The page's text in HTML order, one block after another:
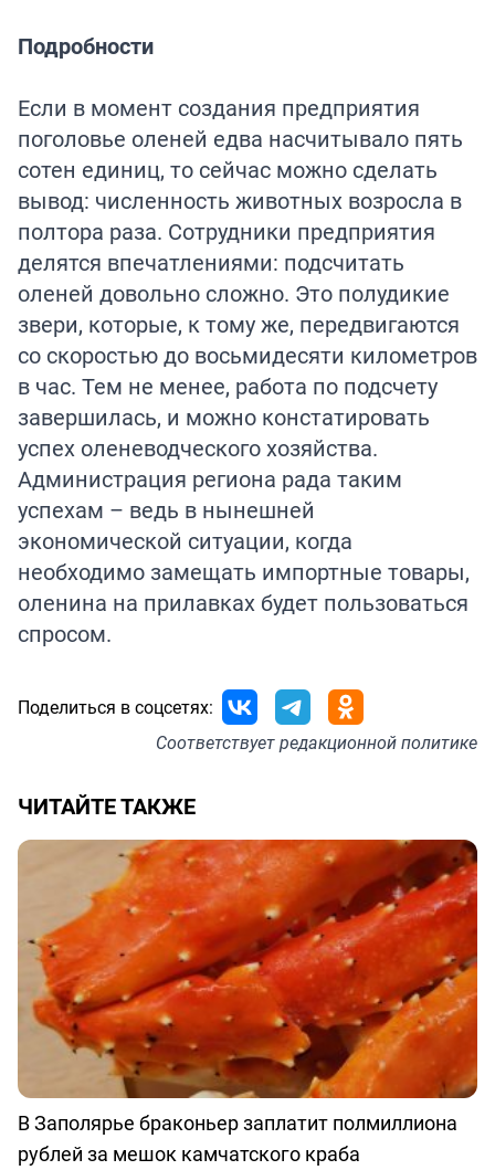
Подробности
Если в момент создания предприятия
поголовье оленей едва насчитывало пять
сотен единиц, то сейчас можно сделать
вывод: численность животных возросла в
полтора раза. Сотрудники предприятия
делятся впечатлениями: подсчитать
оленей довольно сложно. Это полудикие
звери, которые, к тому же, передвигаются
со скоростью до восьмидесяти километров
в час. Тем не менее, работа по подсчету
завершилась, и можно констатировать
успех оленеводческого хозяйства.
Администрация региона рада таким
успехам – ведь в нынешней
экономической ситуации, когда
необходимо замещать импортные товары,
оленина на прилавках будет пользоваться
спросом.
Поделиться в соцсетях:
Соответствуетредакционной политике
ЧИТАЙТЕ ТАКЖЕ
В Заполярье браконьер заплатит полмиллиона
рублей за мешок камчатского краба